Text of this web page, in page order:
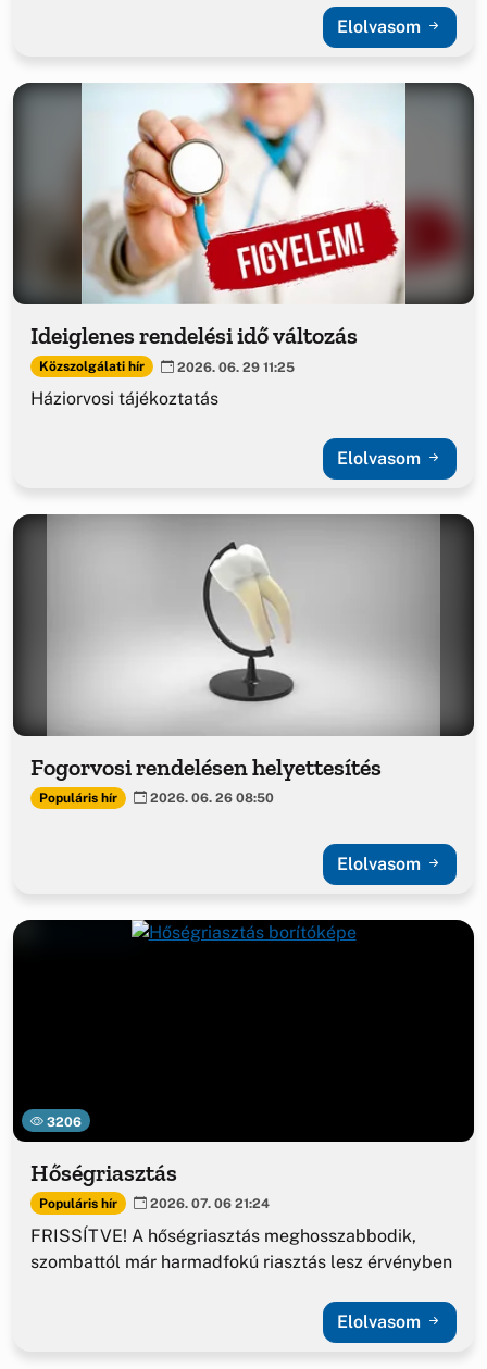
Elolvasom
Ideiglenes rendelési idő változás
Közszolgálati hír 2026. 06. 29 11:25
Háziorvosi tájékoztatás
Elolvasom
Fogorvosi rendelésen helyettesítés
Populáris hír 2026. 06. 26 08:50
Elolvasom
3206
Hőségriasztás
Populáris hír 2026. 07. 06 21:24
FRISSÍTVE! A hőségriasztás meghosszabbodik,
szombattól már harmadfokú riasztás lesz érvényben
Elolvasom